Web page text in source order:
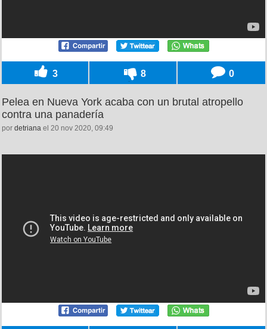
3 8 0
Pelea en Nueva York acaba con un brutal atropello
contra una panadería
por detriana el 20 nov 2020, 09:49